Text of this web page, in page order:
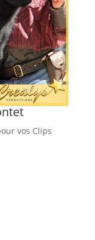
vos Clips